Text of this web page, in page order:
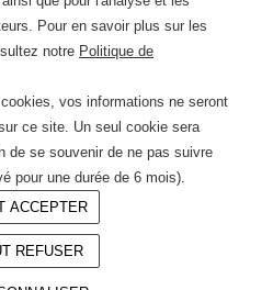
—CRAFT Limoges
Pour en savoir plus sur les
notre Politique de
vos informations ne seront
ce site. Un seul cookie sera
de se souvenir de ne pas suivre
pour une durée de 6 mois).
ACCEPTER
REFUSER